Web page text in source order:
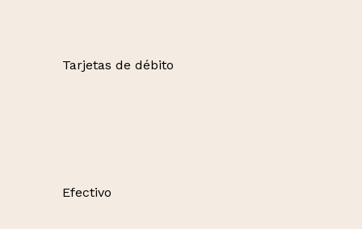
Tarjetas de débito
Efectivo